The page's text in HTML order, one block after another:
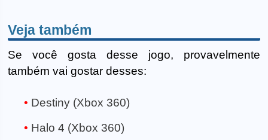
Veja também
Se você gosta desse jogo, provavelmente
também vai gostar desses:
Destiny (Xbox 360)
Halo 4 (Xbox 360)